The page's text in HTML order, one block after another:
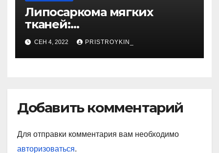
Липосаркома мягких
тканей:
высокодифференцированн
ая, плеоморфная,
миксоидная
СЕН 4, 2022 PRISTROYKIN_
Добавить комментарий
Для отправки комментария вам необходимо
авторизоваться.